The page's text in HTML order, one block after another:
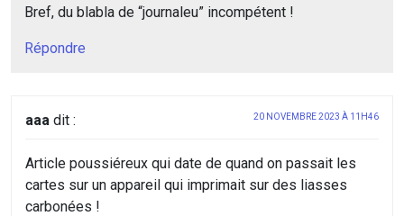
Bref, du blabla de “journaleu” incompétent !
Répondre
aaa dit : 20 NOVEMBRE 2023 À 11H46
Article poussiéreux qui date de quand on passait les
cartes sur un appareil qui imprimait sur des liasses
carbonées !